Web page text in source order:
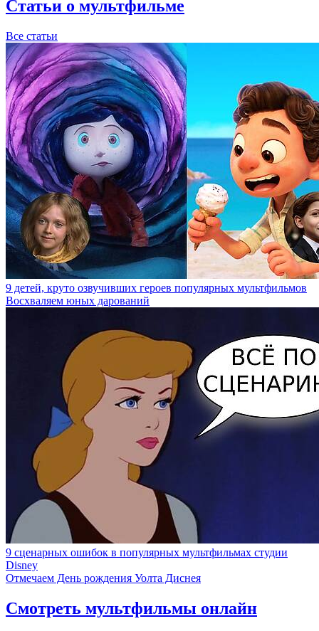
Статьи о мультфильме
Все статьи
9 детей, круто озвучивших героев популярных мультфильмов
Восхваляем юных дарований
9 сценарных ошибок в популярных мультфильмах студии
Disney
Отмечаем День рождения Уолта Диснея
Смотреть мультфильмы онлайн